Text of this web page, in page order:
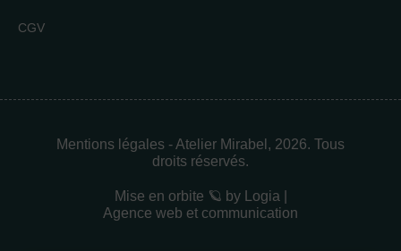
CGV
Mentions légales - Atelier Mirabel, 2026. Tous
droits réservés.
Mise en orbite 🪐 by
Logia |
Agence web et communication